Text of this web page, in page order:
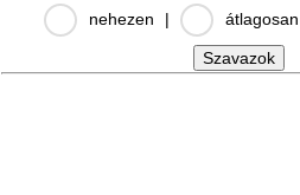
nehezen
| átlagosan